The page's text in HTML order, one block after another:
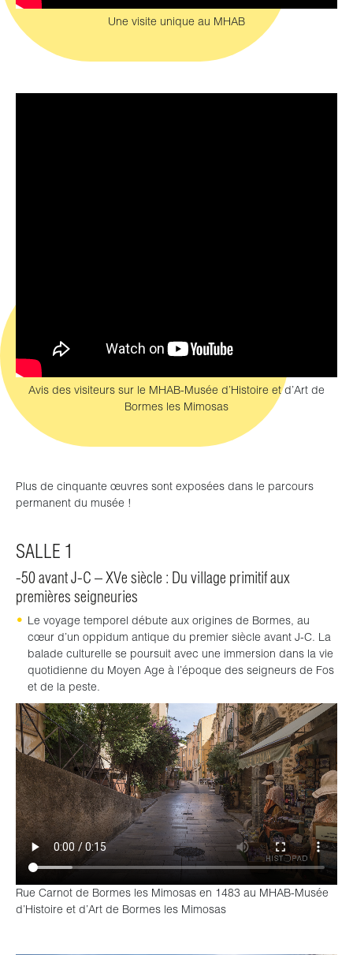
Une visite unique au MHAB
Avis des visiteurs sur le MHAB-Musée d’Histoire et d’Art de
Bormes les Mimosas
Plus de cinquante œuvres sont exposées dans le parcours
permanent du musée !
SALLE 1
-50 avant J-C – XVe siècle : Du village primitif aux
premières seigneuries
Le voyage temporel débute aux origines de Bormes, au
cœur d’un oppidum antique du premier siècle avant J-C. La
balade culturelle se poursuit avec une immersion dans la vie
quotidienne du Moyen Age à l’époque des seigneurs de Fos
et de la peste.
Rue Carnot de Bormes les Mimosas en 1483 au MHAB-Musée
d’Histoire et d’Art de Bormes les Mimosas